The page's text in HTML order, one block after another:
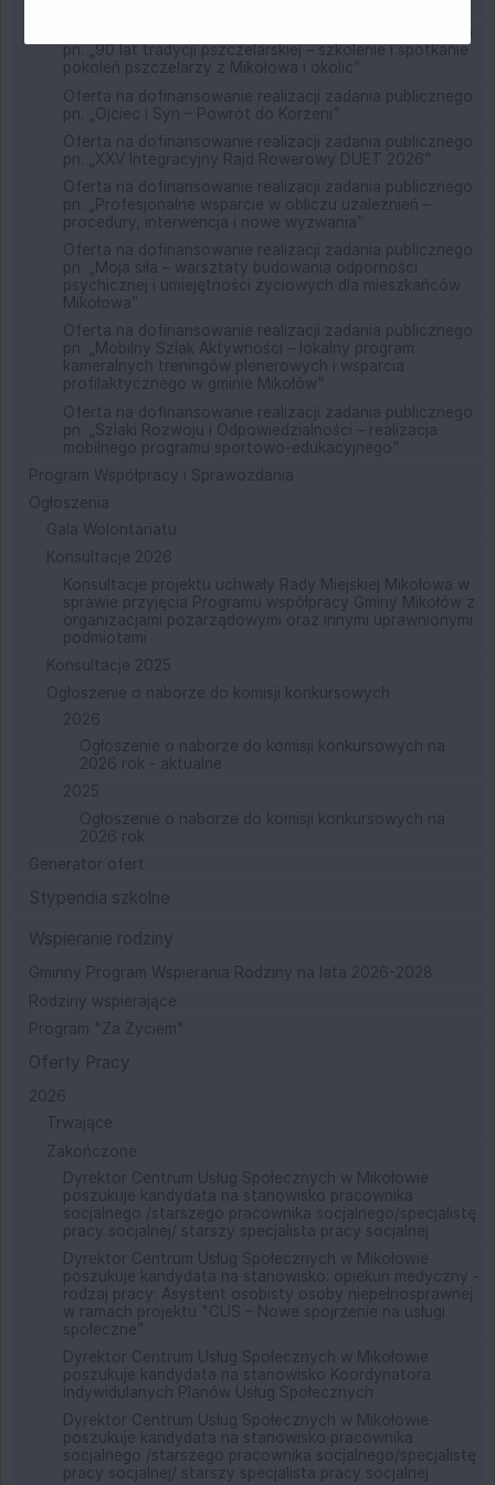
pn. „90 lat tradycji pszczelarskiej – szkolenie i spotkanie
pokoleń pszczelarzy z Mikołowa i okolic”
Oferta na dofinansowanie realizacji zadania publicznego
pn. „Ojciec i Syn – Powrót do Korzeni”
Oferta na dofinansowanie realizacji zadania publicznego
pn. „XXV Integracyjny Rajd Rowerowy DUET 2026”
Oferta na dofinansowanie realizacji zadania publicznego
pn. „Profesjonalne wsparcie w obliczu uzależnień –
procedury, interwencja i nowe wyzwania”
Oferta na dofinansowanie realizacji zadania publicznego
pn. „Moja siła – warsztaty budowania odporności
psychicznej i umiejętności życiowych dla mieszkańców
Mikołowa”
Oferta na dofinansowanie realizacji zadania publicznego
pn. „Mobilny Szlak Aktywności – lokalny program
kameralnych treningów plenerowych i wsparcia
profilaktycznego w gminie Mikołów”
Oferta na dofinansowanie realizacji zadania publicznego
pn. „Szlaki Rozwoju i Odpowiedzialności – realizacja
mobilnego programu sportowo-edukacyjnego”
Program Współpracy i Sprawozdania
Ogłoszenia
Gala Wolontariatu
Konsultacje 2026
Konsultacje projektu uchwały Rady Miejskiej Mikołowa w
sprawie przyjęcia Programu współpracy Gminy Mikołów z
organizacjami pozarządowymi oraz innymi uprawnionymi
podmiotami
Konsultacje 2025
Ogłoszenie o naborze do komisji konkursowych
2026
Ogłoszenie o naborze do komisji konkursowych na
2026 rok - aktualne
2025
Ogłoszenie o naborze do komisji konkursowych na
2026 rok
Generator ofert
Stypendia szkolne
Wspieranie rodziny
Gminny Program Wspierania Rodziny na lata 2026-2028
Rodziny wspierające
Program "Za Życiem"
Oferty Pracy
2026
Trwające
Zakończone
Dyrektor Centrum Usług Społecznych w Mikołowie
poszukuje kandydata na stanowisko pracownika
socjalnego /starszego pracownika socjalnego/specjalistę
pracy socjalnej/ starszy specjalista pracy socjalnej
Dyrektor Centrum Usług Społecznych w Mikołowie
poszukuje kandydata na stanowisko: opiekun medyczny -
rodzaj pracy: Asystent osobisty osoby niepełnosprawnej
w ramach projektu "CUS – Nowe spojrzenie na usługi
społeczne”
Dyrektor Centrum Usług Społecznych w Mikołowie
poszukuje kandydata na stanowisko Koordynatora
Indywidulanych Planów Usług Społecznych
Dyrektor Centrum Usług Społecznych w Mikołowie
poszukuje kandydata na stanowisko pracownika
socjalnego /starszego pracownika socjalnego/specjalistę
pracy socjalnej/ starszy specjalista pracy socjalnej